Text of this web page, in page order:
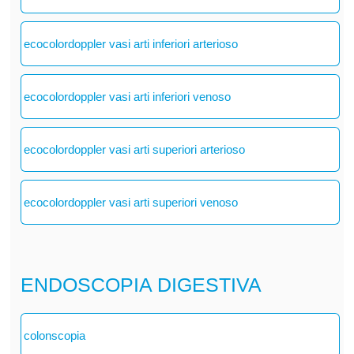
ecocolordoppler vasi arti inferiori arterioso
ecocolordoppler vasi arti inferiori venoso
ecocolordoppler vasi arti superiori arterioso
ecocolordoppler vasi arti superiori venoso
ENDOSCOPIA DIGESTIVA
colonscopia